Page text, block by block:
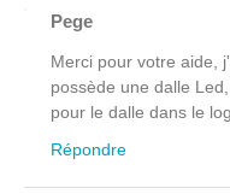
Pege
Merci pour votre aide,
possède une dalle
pour le dalle dans le
Répondre